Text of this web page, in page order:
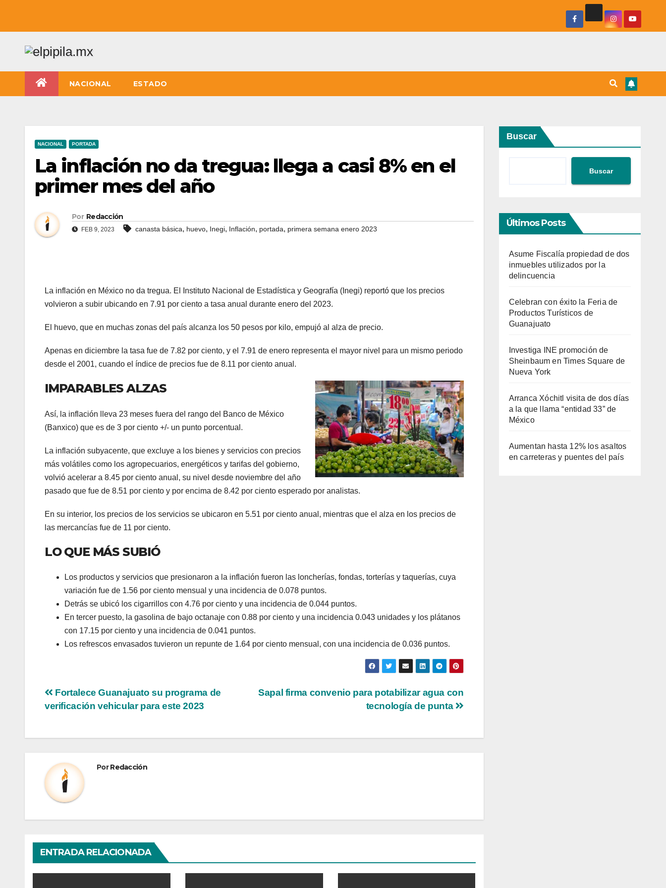
NACIONAL ESTADO
NACIONAL PORTADA
La inflación no da tregua: llega a casi 8% en el
primer mes del año
Por Redacción
FEB 9, 2023 canasta básica, huevo, Inegi, Inflación, portada, primera semana enero 2023
La inflación en México no da tregua. El Instituto Nacional de Estadística y Geografía (Inegi) reportó que los precios
volvieron a subir ubicando en 7.91 por ciento a tasa anual durante enero del 2023.
El huevo, que en muchas zonas del país alcanza los 50 pesos por kilo, empujó al alza de precio.
Apenas en diciembre la tasa fue de 7.82 por ciento, y el 7.91 de enero representa el mayor nivel para un mismo periodo
desde el 2001, cuando el índice de precios fue de 8.11 por ciento anual.
IMPARABLES ALZAS
Así, la inflación lleva 23 meses fuera del rango del Banco de México
(Banxico) que es de 3 por ciento +/- un punto porcentual.
La inflación subyacente, que excluye a los bienes y servicios con precios
más volátiles como los agropecuarios, energéticos y tarifas del gobierno,
volvió acelerar a 8.45 por ciento anual, su nivel desde noviembre del año
pasado que fue de 8.51 por ciento y por encima de 8.42 por ciento esperado por analistas.
En su interior, los precios de los servicios se ubicaron en 5.51 por ciento anual, mientras que el alza en los precios de
las mercancías fue de 11 por ciento.
LO QUE MÁS SUBIÓ
Los productos y servicios que presionaron a la inflación fueron las loncherías, fondas, torterías y taquerías, cuya
variación fue de 1.56 por ciento mensual y una incidencia de 0.078 puntos.
Detrás se ubicó los cigarrillos con 4.76 por ciento y una incidencia de 0.044 puntos.
En tercer puesto, la gasolina de bajo octanaje con 0.88 por ciento y una incidencia 0.043 unidades y los plátanos
con 17.15 por ciento y una incidencia de 0.041 puntos.
Los refrescos envasados tuvieron un repunte de 1.64 por ciento mensual, con una incidencia de 0.036 puntos.
Sapal firma convenio para potabilizar agua con
tecnología de punta
Fortalece Guanajuato su programa de
verificación vehicular para este 2023
PorRedacción
ENTRADA RELACIONADA
Buscar
Buscar
Últimos Posts
Asume Fiscalía propiedad de dos
inmuebles utilizados por la
delincuencia
Celebran con éxito la Feria de
Productos Turísticos de
Guanajuato
Investiga INE promoción de
Sheinbaum en Times Square de
Nueva York
Arranca Xóchitl visita de dos días
a la que llama “entidad 33” de
México
Aumentan hasta 12% los asaltos
en carreteras y puentes del país